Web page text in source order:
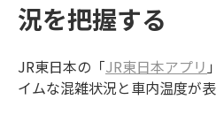
況を把握する
JR東日本の「JR東日本アプリ
イムな混雑状況と車内温度が表